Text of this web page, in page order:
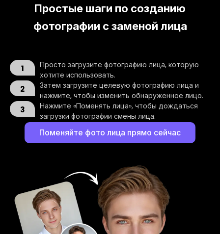
Простые шаги по созданию
фотографии с заменой лица
1
Просто загрузите фотографию лица, которую
хотите использовать.
2
Затем загрузите целевую фотографию лица и
нажмите, чтобы изменить обнаруженное лицо.
3
Нажмите «Поменять лица», чтобы дождаться
загрузки фотографии смены лица.
Поменяйте фото лица прямо сейчас